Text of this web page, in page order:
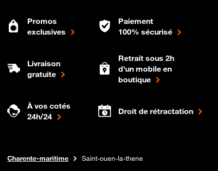
Promos
exclusives
Paiement
100% sécurisé
Livraison
gratuite
Retrait sous 2h
d'un mobile en
boutique
À vos cotés
24h/24
Droit de rétractation
Boutique Orange
Internet fibreNouvelle-aquitaine
Charente-maritime Saint-ouen-la-thene